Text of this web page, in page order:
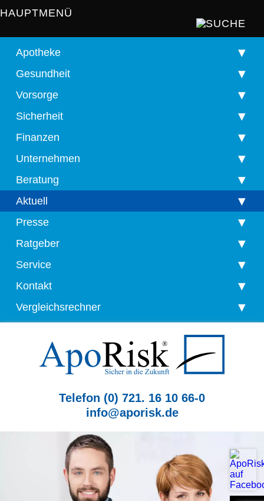
Telefon (0) 721. 16 10 66-0
info@aporisk.de
HAUPTMENÜ
Apotheke
Gesundheit
Vorsorge
Sicherheit
Finanzen
Unternehmen
Beratung
Aktuell
Presse
Ratgeber
Service
Kontakt
Vergleichsrechner